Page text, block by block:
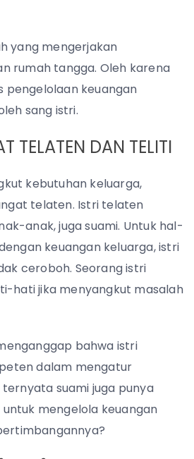
yang mengerjakan
rumah tangga. Oleh karena
pengelolaan keuangan
sang istri.
TELATEN DAN TELITI
kebutuhan keluarga,
telaten. Istri telaten
anak, juga suami. Untuk hal-
keuangan keluarga, istri
ceroboh. Seorang istri
hati jika menyangkut masalah
bahwa istri
dalam mengatur
suami juga punya
mengelola keuangan